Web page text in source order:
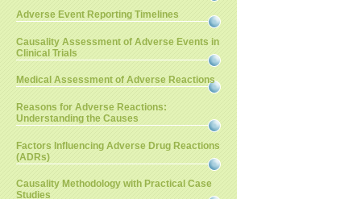
Adverse Event Reporting Timelines
Causality Assessment of Adverse Events in
Clinical Trials
Medical Assessment of Adverse Reactions
Reasons for Adverse Reactions:
Understanding the Causes
Factors Influencing Adverse Drug Reactions
(ADRs)
Causality Methodology with Practical Case
Studies